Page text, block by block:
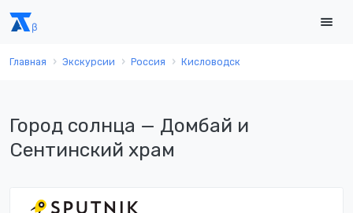
Главная Экскурсии Россия Кисловодск
Город солнца — Домбай и
Сентинский храм